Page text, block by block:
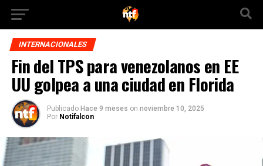
INTERNACIONALES
Fin del TPS para venezolanos en EE
UU golpea a una ciudad en Florida
Publicado Hace 9 meses on noviembre 10, 2025
Por Notifalcon